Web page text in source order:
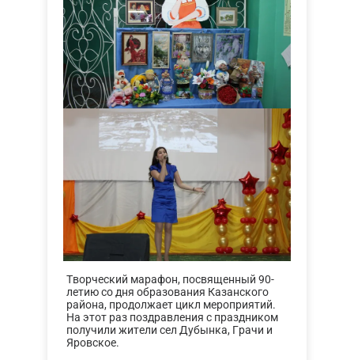
Творческий марафон, посвященный 90-
летию со дня образования Казанского
района, продолжает цикл мероприятий.
На этот раз поздравления с праздником
получили жители сел Дубынка, Грачи и
Яровское.